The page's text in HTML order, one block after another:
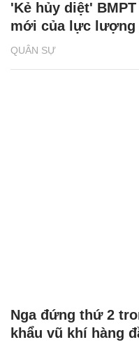
QUÂN SỰ
'Kẻ hủy diệt'
mới của lực lượng
Nga đứng thứ 2
khẩu vũ khí hàng